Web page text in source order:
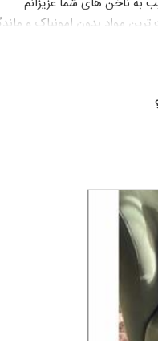
مواد بدون امونیاک و
سنجابی به صورت تخصصی و
را تجربه کنید.